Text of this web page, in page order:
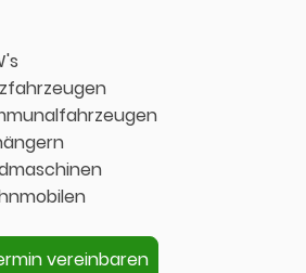
vereinbaren